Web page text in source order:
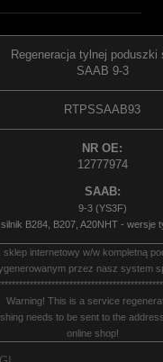
Regeneracja tylnej poduszki
SAAB 9-3
RTPSSAAB93
NR OE:
12777974
SAAB:
9-3 (YS3F)
silnik B284, B207, A20NHT - wersje
internetowy w/w kompletną
przez nasz system
Warning! This is a service
needs to be sent to the
online shop!